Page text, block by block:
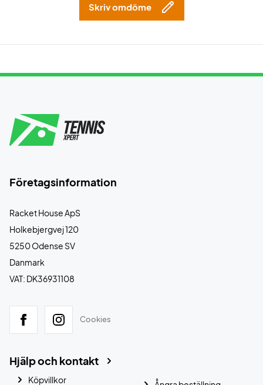
Skriv omdöme
Företagsinformation
Racket House ApS
Holkebjergvej 120
5250 Odense SV
Danmark
VAT: DK36931108
Cookies
Hjälp och kontakt
Köpvillkor